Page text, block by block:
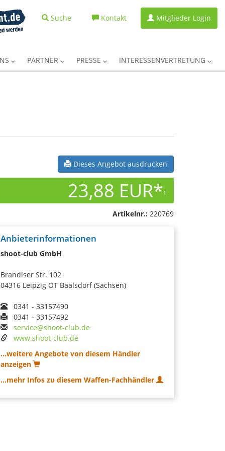
Suche Kontakt Mitglieder Login
PARTNER PRESSE INTERESSENVERTRETUNG
Dieses Angebot ausdrucken
23,88 EUR*1
Artikelnr.: 220769
Anbieterinformationen
shoot-club GmbH
Brandiser Str. 102
04316 Leipzig OT Baalsdorf (Sachsen)
0341 - 33157490
0341 - 33157492
service@shoot-club.de
www.shoot-club.de
...weitere Angebote von diesem Händler
anzeigen
...mehr Infos zu diesem Waffen-Fachhändler